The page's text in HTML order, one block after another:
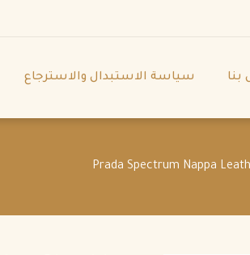
بنا سياسة الاستبدال والاسترجاع